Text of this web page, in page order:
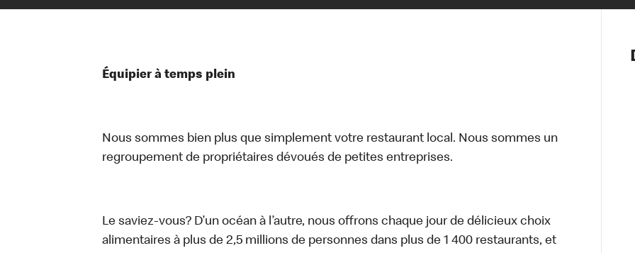
Notre
Nos
Santé et
Équipier à temps plein
Nous sommes bien plus que simplement votre restaurant local. Nous sommes un
regroupement de propriétaires dévoués de petites entreprises.
Le saviez-vous? D’un océan à l’autre, nous offrons chaque jour de délicieux choix
alimentaires à plus de 2,5 millions de personnes dans plus de 1 400 restaurants, et